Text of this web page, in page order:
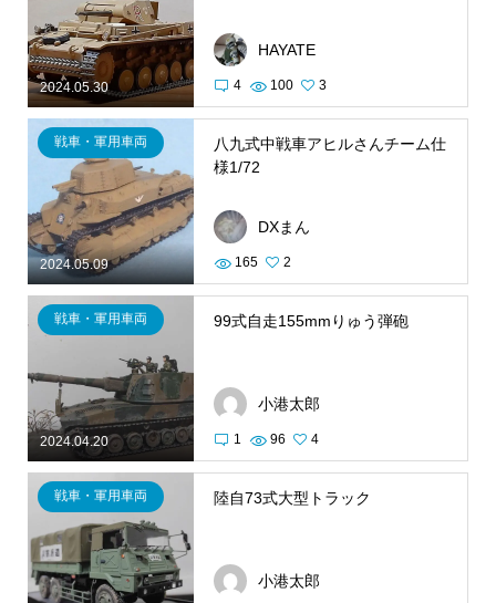
2024.05.30
HAYATE
4 100 3
2024.05.09
戦車・軍用車両
八九式中戦車アヒルさんチーム仕
様1/72
DXまん
165 2
2024.04.20
戦車・軍用車両 99式自走155mmりゅう弾砲
小港太郎
1 96 4
戦車・軍用車両 陸自73式大型トラック
小港太郎